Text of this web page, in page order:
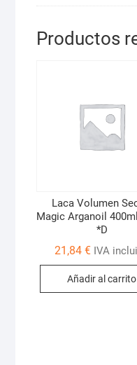
Productos
Laca Volumen
Magic Arganoil
*D
21,84 € IVA
Añadir al carrito